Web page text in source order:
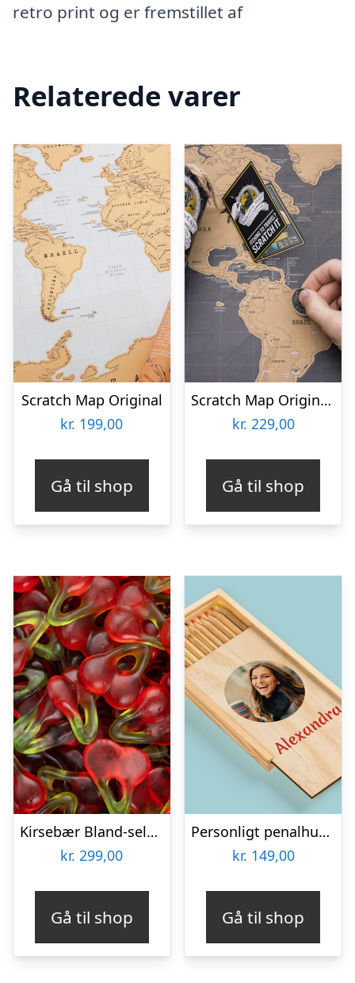
retro print og er fremstillet af
Relaterede varer
Scratch Map Original
kr. 199,00
Gå til shop
Scratch Map Original Deluxe
kr. 229,00
Gå til shop
Kirsebær Bland-selv slik i kasser 2,4 kg
kr. 299,00
Gå til shop
Personligt penalhus med foto & tekst
kr. 149,00
Gå til shop